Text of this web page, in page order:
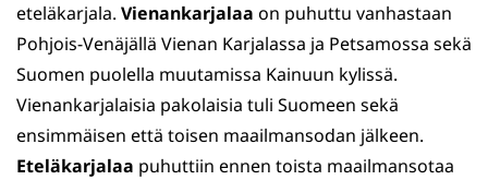
eteläkarjala. Vienankarjalaa on puhuttu vanhastaan
Pohjois-Venäjällä Vienan Karjalassa ja Petsamossa sekä
Suomen puolella muutamissa Kainuun kylissä.
Vienankarjalaisia pakolaisia tuli Suomeen sekä
ensimmäisen että toisen maailmansodan jälkeen.
Eteläkarjalaa puhuttiin ennen toista maailmansotaa